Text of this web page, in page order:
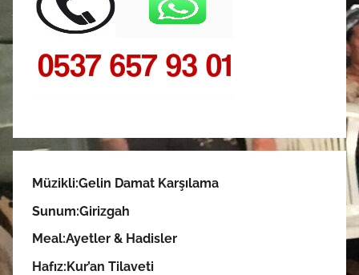
Müzikli:Gelin Damat Karşılama
Sunum:Girizgah
Meal:Ayetler & Hadisler
Hafız:Kur’an Tilaveti